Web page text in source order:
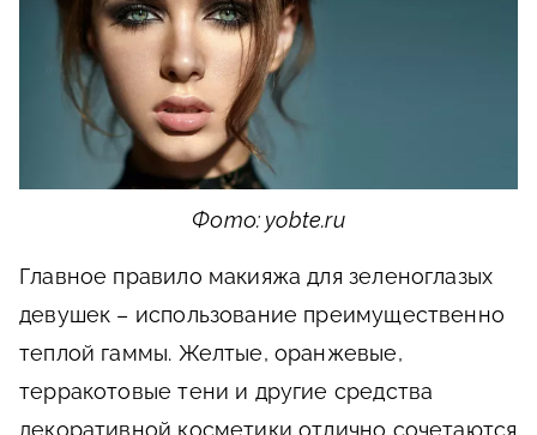
Фото: yobte.ru
Главное правило макияжа для зеленоглазых
девушек – использование преимущественно
теплой гаммы. Желтые, оранжевые,
терракотовые тени и другие средства
декоративной косметики отлично сочетаются